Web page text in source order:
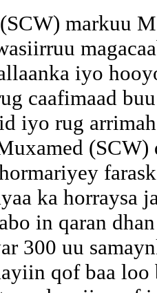
markuu
iyo
caafimaad
iyo rug
ka horraysa
in qaran
300 uu
qof baa loo